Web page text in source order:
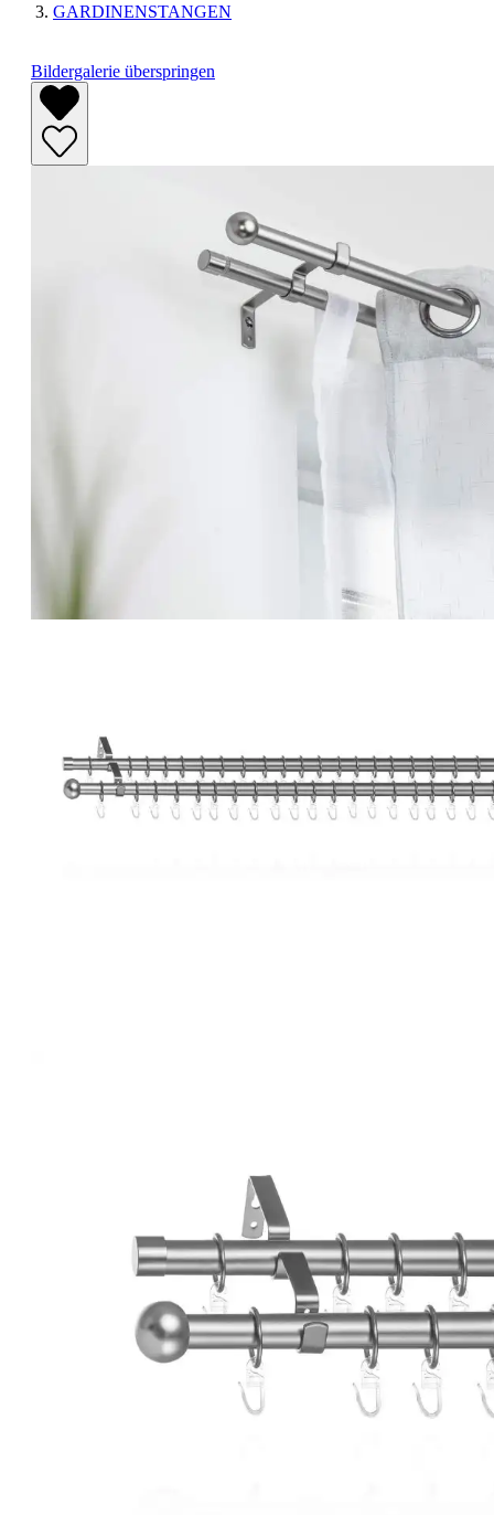
GARDINENSTANGEN
Bildergalerie überspringen